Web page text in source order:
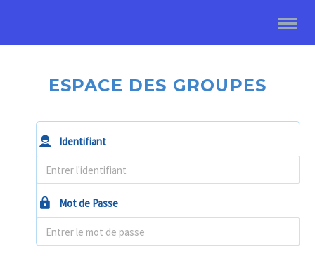
ESPACE DES GROUPES
Identifiant
Mot de Passe